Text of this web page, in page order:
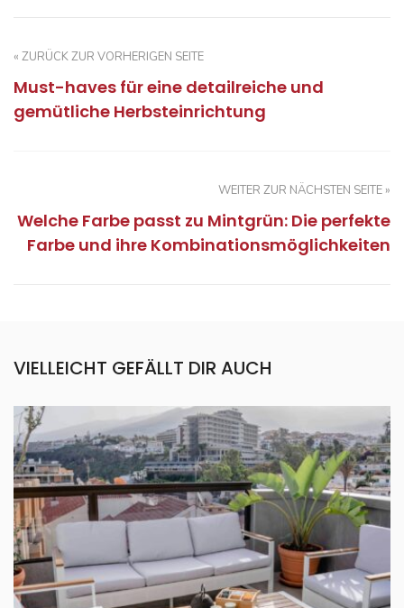
« ZURÜCK ZUR VORHERIGEN SEITE
Must-haves für eine detailreiche und
gemütliche Herbsteinrichtung
WEITER ZUR NÄCHSTEN SEITE »
Welche Farbe passt zu Mintgrün: Die perfekte
Farbe und ihre Kombinationsmöglichkeiten
VIELLEICHT GEFÄLLT DIR AUCH